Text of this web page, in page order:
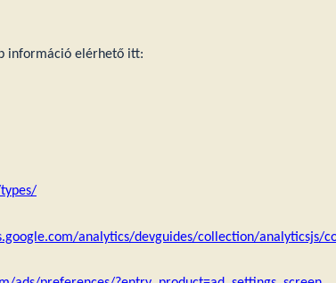
információ elérhető itt:
analytics/devguides/collection/analyticsjs/